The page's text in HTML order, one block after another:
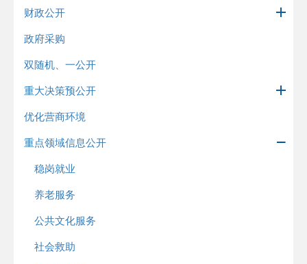
财政公开
政府采购
双随机、一公开
重大决策预公开
优化营商环境
重点领域信息公开
稳岗就业
养老服务
公共文化服务
社会救助